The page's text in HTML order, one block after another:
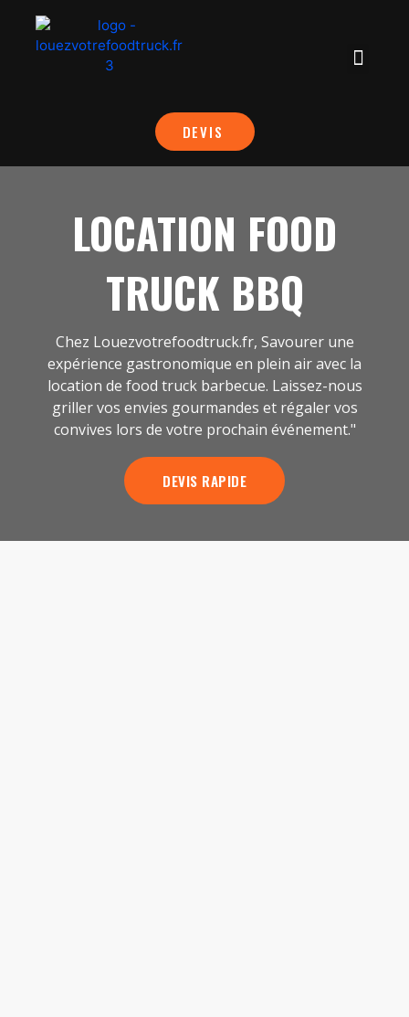
DEVIS
LOCATION FOOD
TRUCK BBQ
Chez Louezvotrefoodtruck.fr, Savourer une
expérience gastronomique en plein air avec la
location de food truck barbecue. Laissez-nous
griller vos envies gourmandes et régaler vos
convives lors de votre prochain événement."
DEVIS RAPIDE